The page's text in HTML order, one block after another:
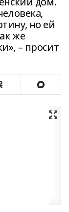
но ей
же
– просит